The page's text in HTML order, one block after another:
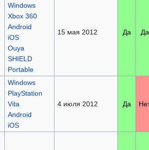
Windows
Xbox 360
Android
iOS
Ouya
SHIELD
Portable
15 мая 2012 Да Да
Windows
PlayStation
Vita
Android
iOS
4 июля 2012 Да